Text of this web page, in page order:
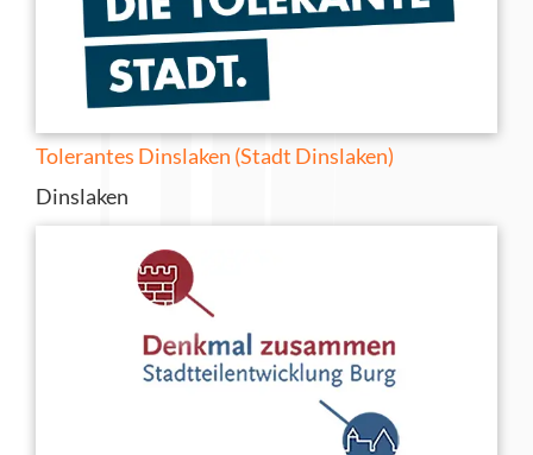
Tolerantes Dinslaken (Stadt Dinslaken)
Dinslaken